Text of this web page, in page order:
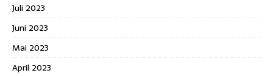
Juli 2023
Juni 2023
Mai 2023
April 2023